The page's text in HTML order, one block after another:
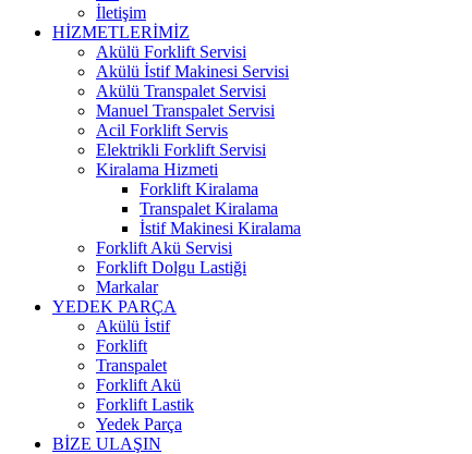
İletişim
HİZMETLERİMİZ
Akülü Forklift Servisi
Akülü İstif Makinesi Servisi
Akülü Transpalet Servisi
Manuel Transpalet Servisi
Acil Forklift Servis
Elektrikli Forklift Servisi
Kiralama Hizmeti
Forklift Kiralama
Transpalet Kiralama
İstif Makinesi Kiralama
Forklift Akü Servisi
Forklift Dolgu Lastiği
Markalar
YEDEK PARÇA
Akülü İstif
Forklift
Transpalet
Forklift Akü
Forklift Lastik
Yedek Parça
BİZE ULAŞIN